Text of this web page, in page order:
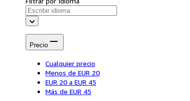
Precio
Cualquier precio
Menos de EUR 20
EUR 20 a EUR 45
Más de EUR 45